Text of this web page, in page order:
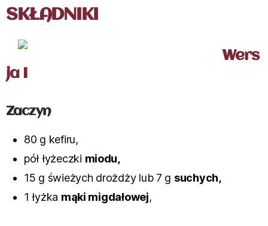
SKŁADNIKI
Wers
ja I
Zaczyn
80 g kefiru,
pół łyżeczki miodu,
15 g świeżych drożdży lub 7 g suchych,
1 łyżka mąki migdałowej,